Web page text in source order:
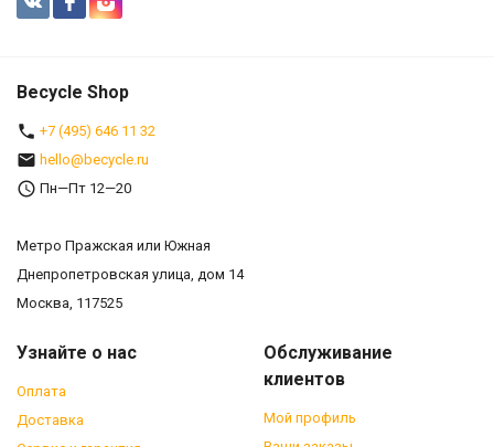
Becycle Shop
+7 (495) 646 11 32
hello@becycle.ru
Пн—Пт 12—20
Метро Пражская или Южная
Днепропетровская улица, дом 14
Москва, 117525
Узнайте о нас
Оплата
Доставка
Обслуживание
клиентов
Мой профиль